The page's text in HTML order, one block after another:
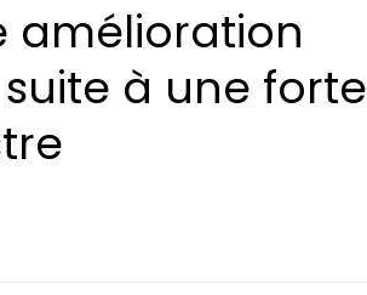
amélioration
à une forte